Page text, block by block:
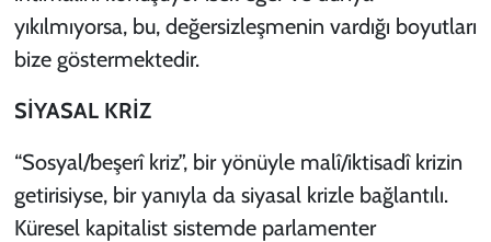
yıkılmıyorsa, bu, değersizleşmenin vardığı boyutları
bize göstermektedir.
SİYASAL KRİZ
“Sosyal/beşerî kriz”, bir yönüyle malî/iktisadî krizin
getirisiyse, bir yanıyla da siyasal krizle bağlantılı.
Küresel kapitalist sistemde parlamenter